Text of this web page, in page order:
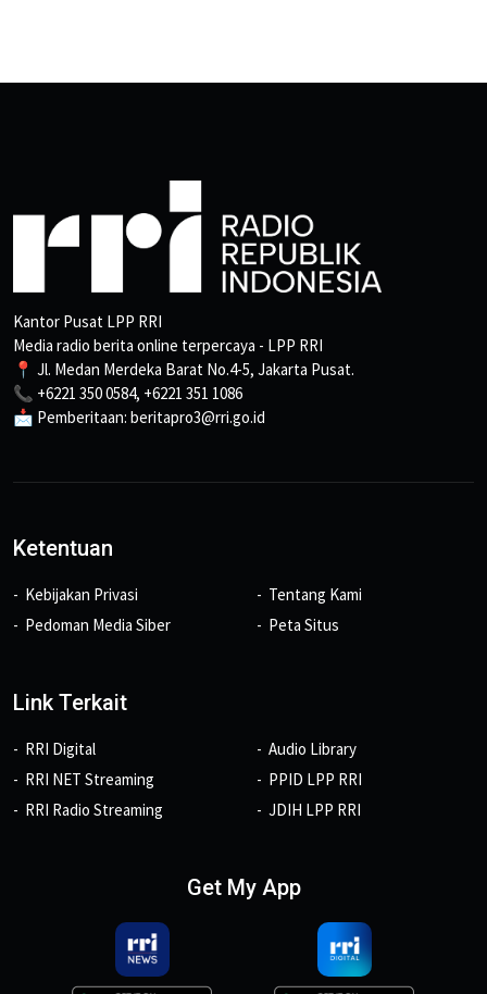
Kantor Pusat LPP RRI
Media radio berita online terpercaya - LPP RRI
📍 Jl. Medan Merdeka Barat No.4-5, Jakarta Pusat.
📞 +6221 350 0584, +6221 351 1086
📩 Pemberitaan: beritapro3@rri.go.id
Ketentuan
Kebijakan Privasi
Pedoman Media Siber
Tentang Kami
Peta Situs
Link Terkait
RRI Digital
RRI NET Streaming
RRI Radio Streaming
Audio Library
PPID LPP RRI
JDIH LPP RRI
Get My App